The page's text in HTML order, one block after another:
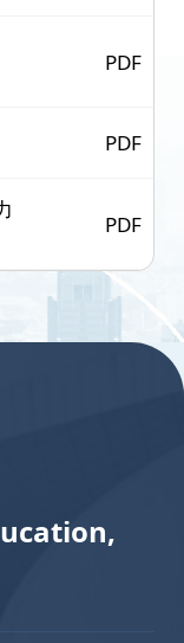
PDF
PDF
PDF